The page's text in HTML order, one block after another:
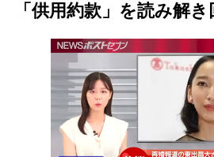
「供用約款」を読み解き